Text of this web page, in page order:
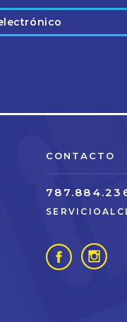
CONTACTO